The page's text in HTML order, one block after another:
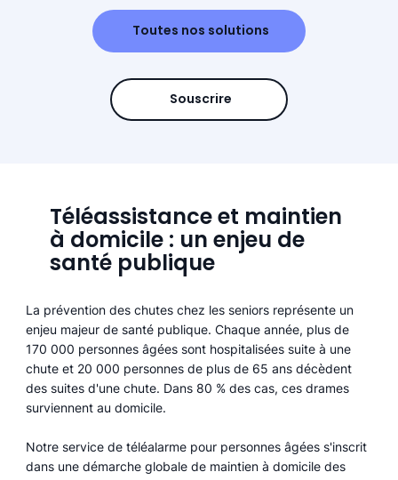
Toutes nos solutions
Souscrire
Téléassistance et maintien
à domicile : un enjeu de
santé publique
La prévention des chutes chez les seniors représente un
enjeu majeur de santé publique. Chaque année, plus de
170 000 personnes âgées sont hospitalisées suite à une
chute et 20 000 personnes de plus de 65 ans décèdent
des suites d'une chute. Dans 80 % des cas, ces drames
surviennent au domicile.
Notre service de téléalarme pour personnes âgées s'inscrit
dans une démarche globale de maintien à domicile des